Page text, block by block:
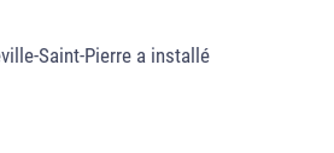
Saint-Pierre a installé